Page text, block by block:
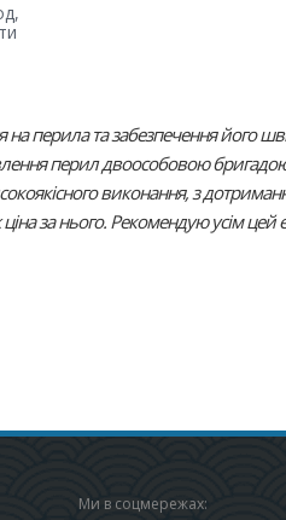
перила та забезпечення його
перил двоособовою
виконання, з
за нього. Рекомендую усім цей
Ми в соцмережах: